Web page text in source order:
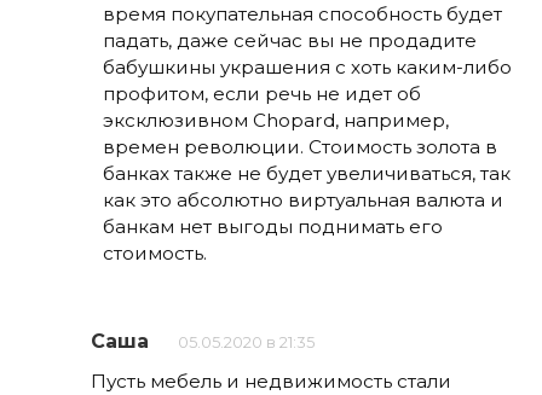
время покупательная способность будет
падать, даже сейчас вы не продадите
бабушкины украшения с хоть каким-либо
профитом, если речь не идет об
эксклюзивном Chopard, например,
времен революции. Стоимость золота в
банках также не будет увеличиваться, так
как это абсолютно виртуальная валюта и
банкам нет выгоды поднимать его
стоимость.
Саша 05.05.2020 в 21:35
Пусть мебель и недвижимость стали